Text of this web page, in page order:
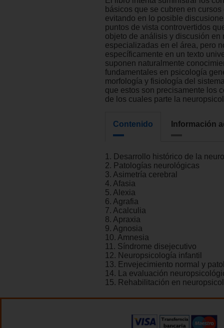
básicos que se cubren en cursos
evitando en lo posible
puntos de vista controvertidos
objeto de análisis y discusión en
especializadas en el área, pero
específicamente en un texto
suponen naturalmente
fundamentales en psicología
morfología y fisiología del
que estos son precisamente los
de los cuales parte la
Contenido Información
1. Desarrollo histórico de la
2. Patologías neurológicas
3. Asimetría cerebral
4. Afasia
5. Alexia
6. Agrafia
7. Acalculia
8. Apraxia
9. Agnosia
10. Amnesia
11. Síndrome disejecutivo
12. Neuropsicología infantil
13. Envejecimiento normal y
14. La evaluación
15. Rehabilitación en